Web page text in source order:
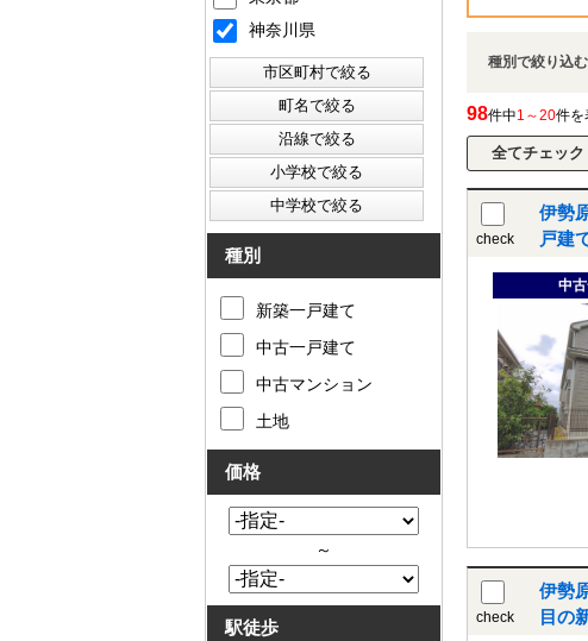
種別で絞り込む
98件中1～20件を
check
伊勢
戸建
中
check
伊勢
目の
神奈川県
種別
新築一戸建て
中古一戸建て
中古マンション
土地
価格
～
駅徒歩